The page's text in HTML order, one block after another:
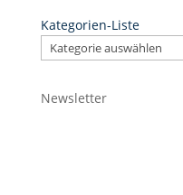
Kategorien-Liste
Newsletter